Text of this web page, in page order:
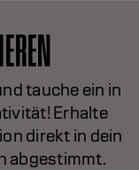
tauche ein in
Erhalte
direkt in dein
abgestimmt.